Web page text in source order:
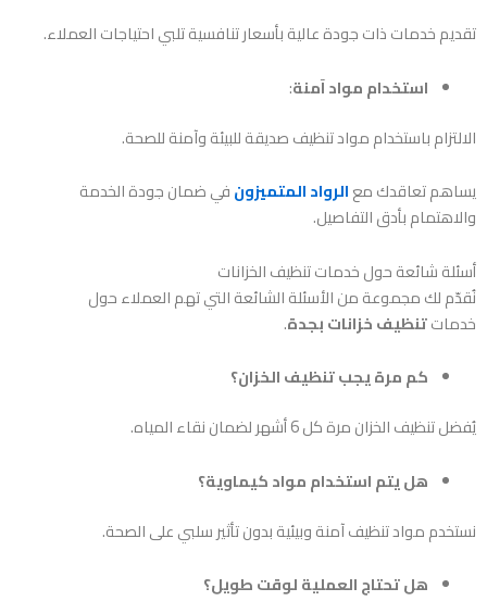
تقديم خدمات ذات جودة عالية بأسعار تنافسية تلبي احتياجات العملاء.
استخدام مواد آمنة:
الالتزام باستخدام مواد تنظيف صديقة للبيئة وآمنة للصحة.
يساهم تعاقدك معالرواد المتميزونفي ضمان جودة الخدمة
والاهتمام بأدق التفاصيل.
أسئلة شائعة حول خدمات تنظيف الخزانات
نُقدّم لك مجموعة من الأسئلة الشائعة التي تهم العملاء حول
خدماتتنظيف خزانات بجدة.
كم مرة يجب تنظيف الخزان؟
يُفضل تنظيف الخزان مرة كل 6 أشهر لضمان نقاء المياه.
هل يتم استخدام مواد كيماوية؟
نستخدم مواد تنظيف آمنة وبيئية بدون تأثير سلبي على الصحة.
هل تحتاج العملية لوقت طويل؟